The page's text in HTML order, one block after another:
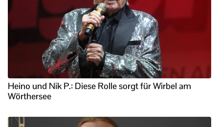
Heino und Nik P.: Diese Rolle sorgt für Wirbel am
Wörthersee